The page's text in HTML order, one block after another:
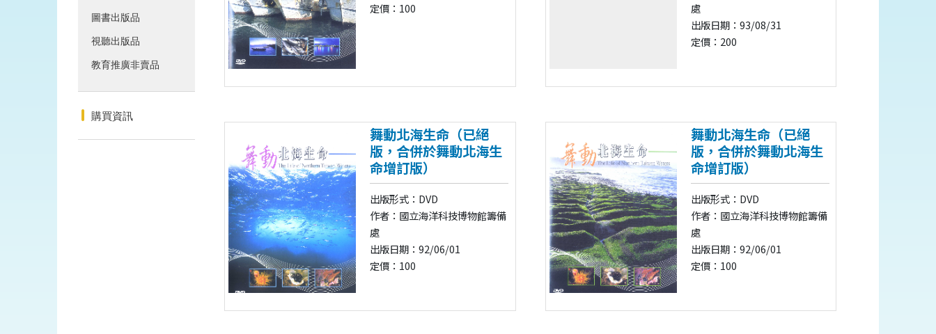
圖書出版品
視聽出版品
教育推廣非賣品
購買資訊
定價：100
處
出版日期：93/08/31
定價：200
舞動北海生命（已絕
版，合併於舞動北海生
命增訂版）
出版形式：DVD
作者：國立海洋科技博物館籌備
處
出版日期：92/06/01
定價：100
舞動北海生命（已絕
版，合併於舞動北海生
命增訂版）
出版形式：DVD
作者：國立海洋科技博物館籌備
處
出版日期：92/06/01
定價：100